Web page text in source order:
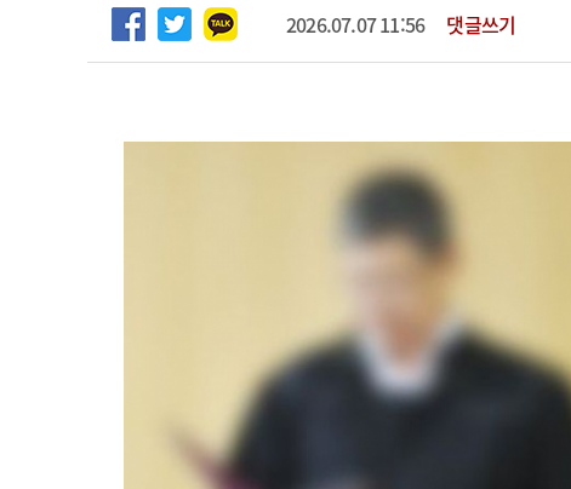
2026.07.07 11:56 댓글쓰기